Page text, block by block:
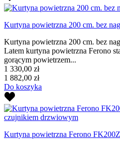
Kurtyna powietrzna 200 cm. bez
Kurtyna powietrzna 200 cm. bez
Latem kurtyna powietrzna Ferono
gorącym powietrzem...
1 330,00 zł
1 882,00 zł
Do koszyka
Kurtyna powietrzna Ferono